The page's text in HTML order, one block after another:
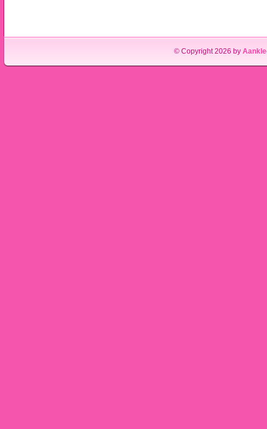
© Copyright 2026 by